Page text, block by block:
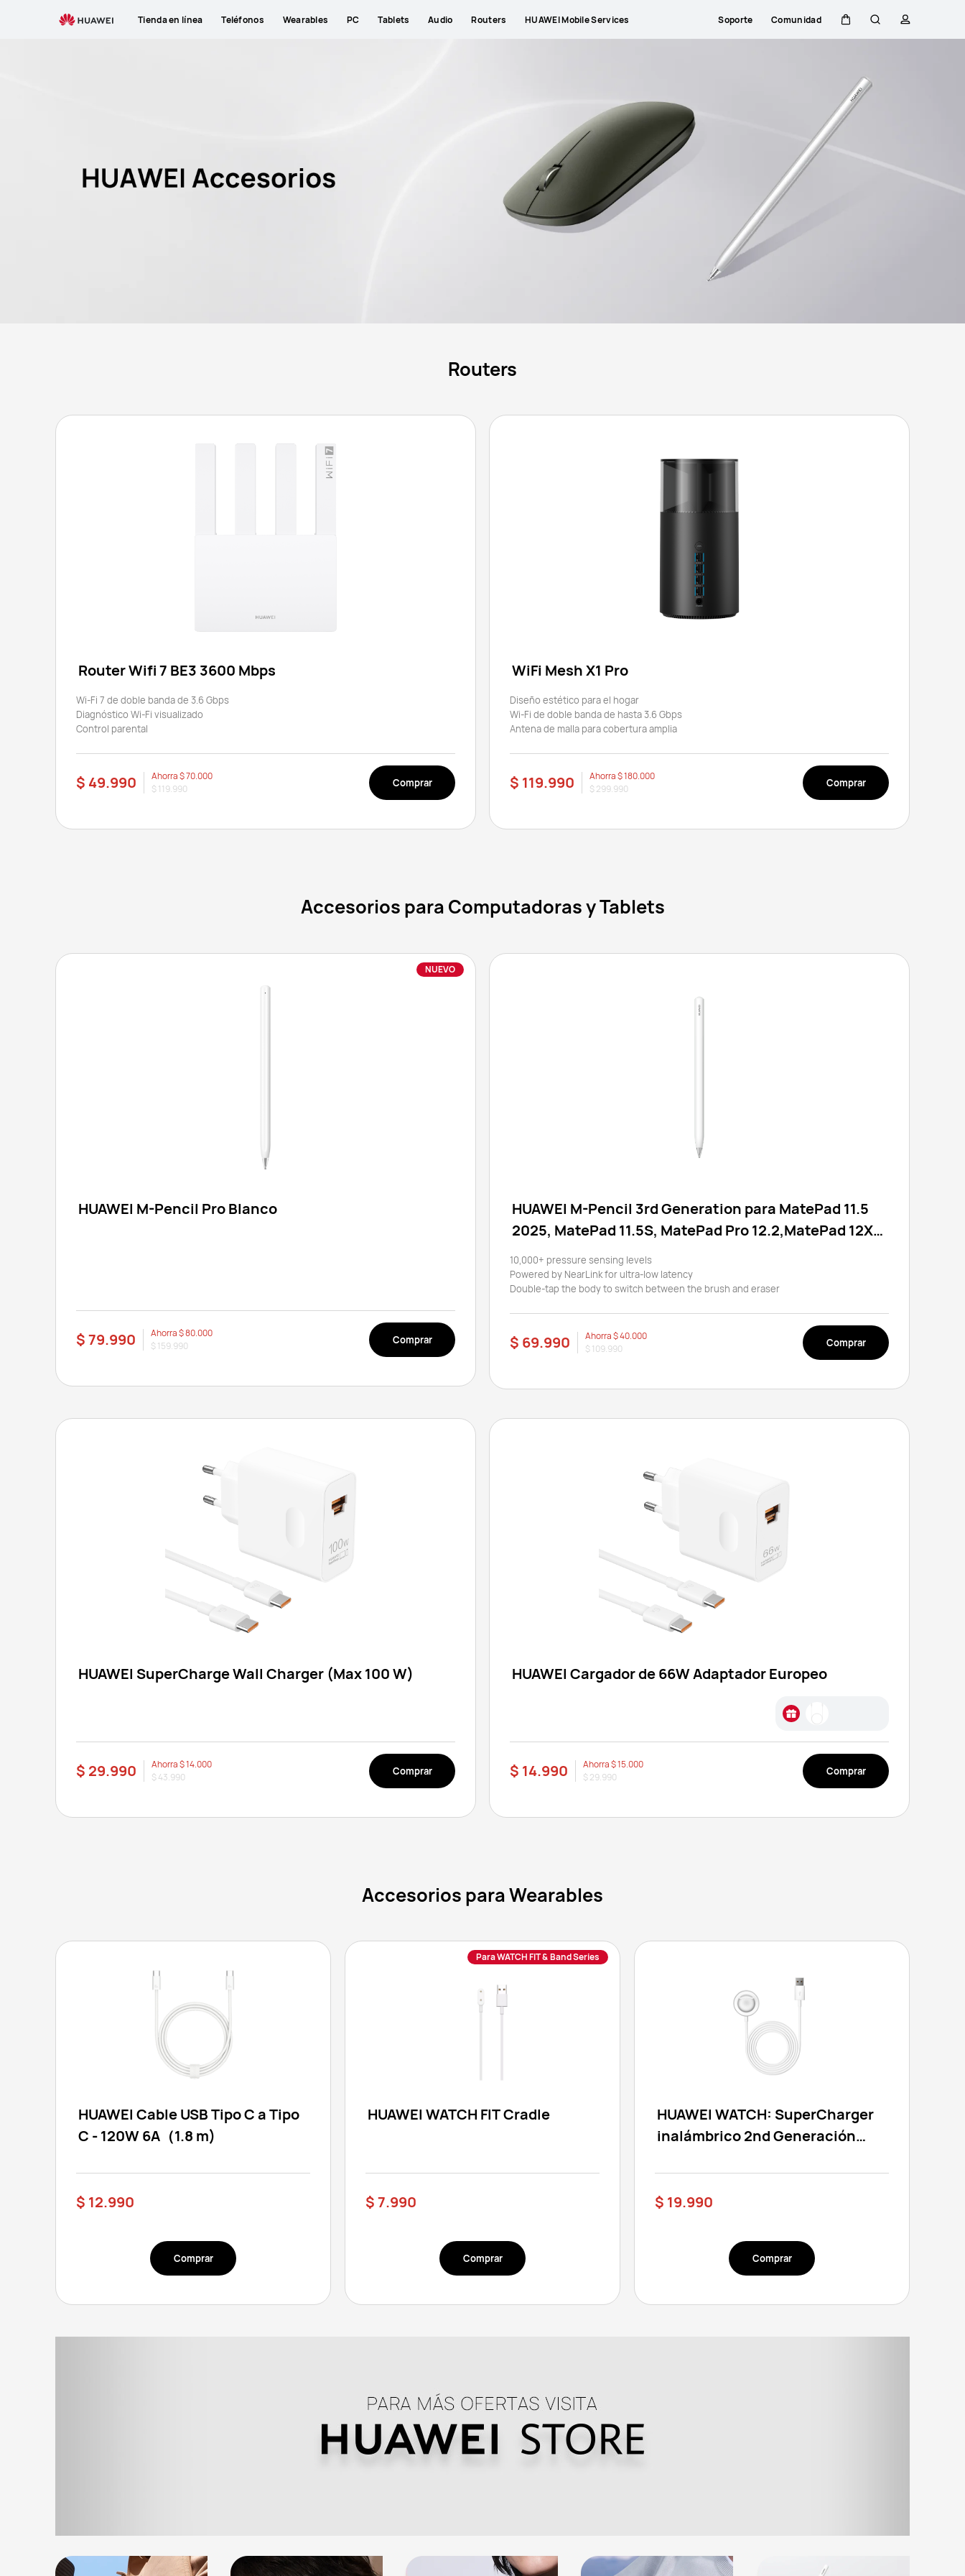
Tienda en línea Teléfonos Wearables PC Tablets Audio Routers HUAWEI Mobile Services Soporte Comunidad
CarritoBúsqueda
perfil
Routers
Router Wifi 7 BE3 3600 Mbps
Wi-Fi 7 de doble banda de 3.6 Gbps
Diagnóstico Wi-Fi visualizado
Control parental
$ 49.990 Ahorra$ 70.000
$ 119.990
Comprar
WiFi Mesh X1 Pro
Diseño estético para el hogar
Wi-Fi de doble banda de hasta 3.6 Gbps
Antena de malla para cobertura amplia
$ 119.990 Ahorra$ 180.000
$ 299.990
Comprar
Accesorios para Computadoras y Tablets
NUEVO
HUAWEI M-Pencil Pro Blanco
$ 79.990 Ahorra$ 80.000
$ 159.990
Comprar
HUAWEI M-Pencil 3rd Generation para MatePad 11.5
2025, MatePad 11.5S, MatePad Pro 12.2,MatePad 12X,
MatePad Pro 13.2
10,000+ pressure sensing levels
Powered by NearLink for ultra-low latency
Double-tap the body to switch between the brush and eraser
$ 69.990 Ahorra$ 40.000
$ 109.990
Comprar
HUAWEI SuperCharge Wall Charger (Max 100 W)
$ 29.990 Ahorra$ 14.000
$ 43.990
Comprar
HUAWEI Cargador de 66W Adaptador Europeo
$ 14.990 Ahorra$ 15.000
$ 29.990
Comprar
Accesorios para Wearables
HUAWEI Cable USB Tipo C a Tipo
C - 120W 6A（1.8 m)
$ 12.990
Comprar
Para WATCH FIT & Band Series
HUAWEI WATCH FIT Cradle
$ 7.990
Comprar
HUAWEI WATCH: SuperCharger
inalámbrico 2nd Generación
relojes – Excepto Watch GT,
Watch GT2 y Watch GT2e)
$ 19.990
Comprar